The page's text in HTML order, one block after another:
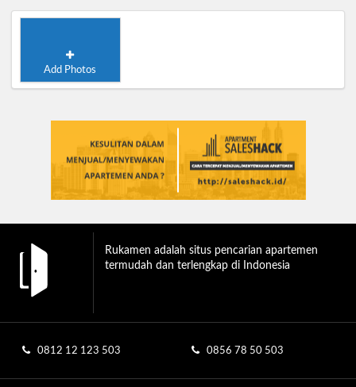
Add Photos
Rukamen adalah situs pencarian apartemen
termudah dan terlengkap di Indonesia
0812 12 123 503 0856 78 50 503